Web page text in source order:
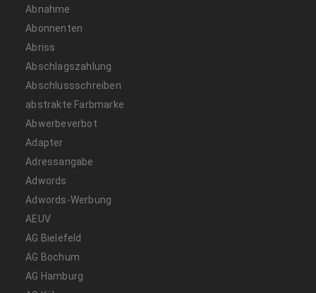
Abnahme
Abonnenten
Abriss
Abschlagszahlung
Abschlussschreiben
abstrakte Farbmarke
Abwerbeverbot
Adapter
Adressangabe
Adwords
Adwords-Werbung
AEUV
AG Bielefeld
AG Bochum
AG Hamburg